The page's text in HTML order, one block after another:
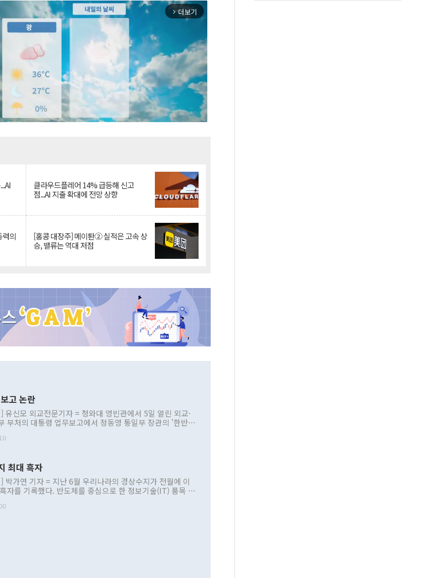
arrow_forward_ios 더보기
클라우드플레어 14% 급등해 신고
점...AI 지출 확대에 전망 상향
의 [홍콩 대장주] 메이퇀② 실적은 고속 상
승, 밸류는 역대 저점
고 논란
유신모 외교전문기자 = 청와대 영빈관에서 5일 열린 외교·
부처의 대통령 업무보고에서 정동영 통일부 장관의 '한반도
부 내 조율을 거치지 않은 사안을 정책으로 추진하겠다고 공
근거한 비현실적 구상'이라는 비판을 내놨다. 그동안 정 장
관련 발언이 물의를 빚은 적은 여러 번 있지만 대통령과 유
공개적으로 부정적 입장을 표명한 것은 이례적이다. 정 장
북 접근법과 월권을 제어해야 한다는 목소리도 높아지고 있
최대 흑자
박가연 기자 = 지난 6월 우리나라의 경상수지가 전월에 이
자를 기록했다. 반도체를 중심으로 한 정보기술(IT) 품목 수
르